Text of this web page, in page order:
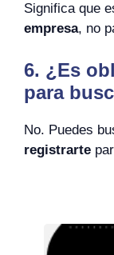
Significa que
empresa, no
6. ¿Es
para
No. Puedes
registrarte